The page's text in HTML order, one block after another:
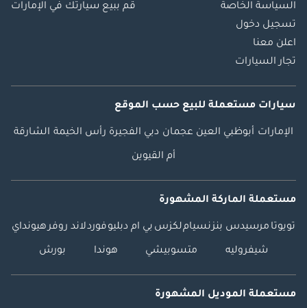
السياسة الخاصة
تسجيل دخول
اعلن معنا
تجار السيارات
قم ببيع سيارتك في الإمارات
سيارات مستعملة للبيع حسب الموقع
الإمارات أبوظبي العين عجمان دبي الفجيرة رأس الخيمة الشارقة
أم القيوين
مستعملة الماركة المشهورة
تويوتا مرسيدس بنزنسياملكزس بي ام دبليوفوردلاند روفرهيونداي
شيفروليه متسوبيشي هوندا بورش
مستعملة الموديل المشهورة